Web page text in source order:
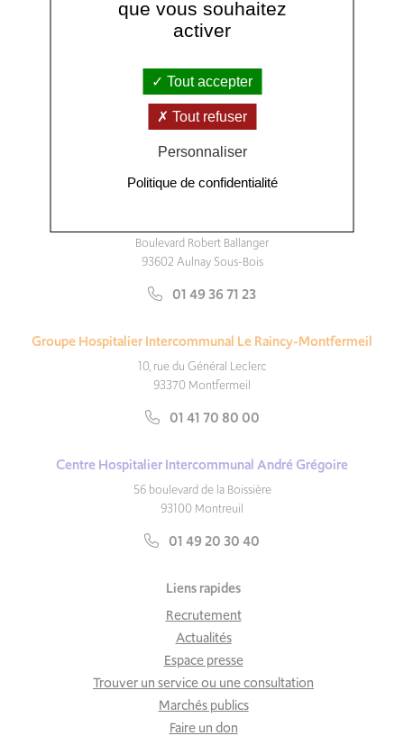
Nous contacter
Boulevard Robert Ballanger
93602 Aulnay Sous-Bois
01 49 36 71 23
Groupe Hospitalier Intercommunal Le Raincy-Montfermeil
10, rue du Général Leclerc
93370 Montfermeil
01 41 70 80 00
Centre Hospitalier Intercommunal André Grégoire
56 boulevard de la Boissière
93100 Montreuil
01 49 20 30 40
Liens rapides
Recrutement
Actualités
Espace presse
Trouver un service ou une consultation
Marchés publics
Faire un don
que vous souhaitez
activer
Tout accepter
Tout refuser
Personnaliser
Politique de confidentialité